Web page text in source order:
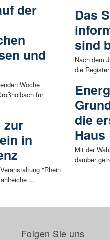
der
und
Woche
für
zur
in
"Rhein
...
Das
sind
Nach dem
die
die
Haus
Mit der
darüber
Folgen Sie uns